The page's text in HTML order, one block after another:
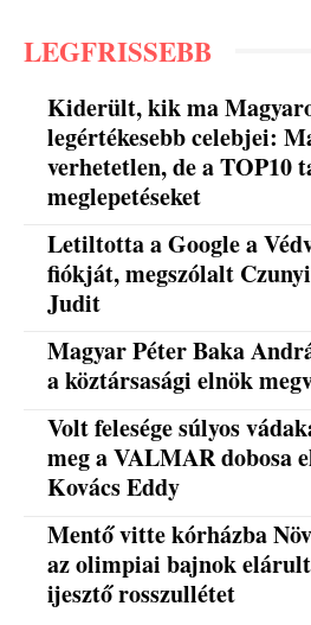
LEGFRISSEBB
Kiderült, kik ma
legértékesebb celebjei:
verhetetlen, de a TOP10
meglepetéseket
Letiltotta a Google a
fiókját, megszólalt
Judit
Magyar Péter Baka
a köztársasági elnök
Volt felesége súlyos
meg a VALMAR dobosa
Kovács Eddy
Mentő vitte kórházba
az olimpiai bajnok
ijesztő rosszullétet